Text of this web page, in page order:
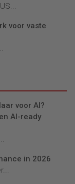
voor vaste
voor AI?
AI-ready
in 2026